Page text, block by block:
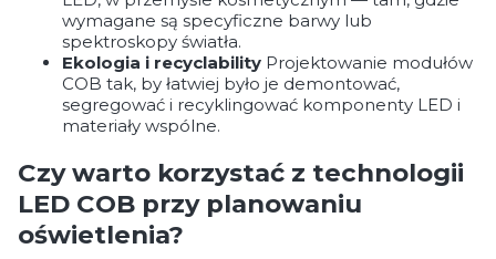
wymagane są specyficzne barwy lub
spektroskopy światła.
Ekologia i recyclability Projektowanie modułów
COB tak, by łatwiej było je demontować,
segregować i recyklingować komponenty LED i
materiały wspólne.
Czy warto korzystać z technologii
LED COB przy planowaniu
oświetlenia?